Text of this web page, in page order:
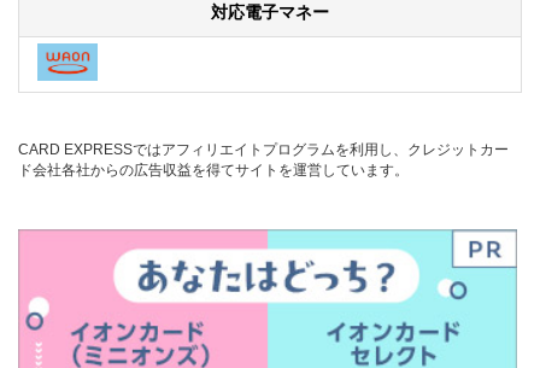
対応電子マネー
CARD EXPRESSではアフィリエイトプログラムを利用し、クレジットカー
ド会社各社からの広告収益を得てサイトを運営しています。